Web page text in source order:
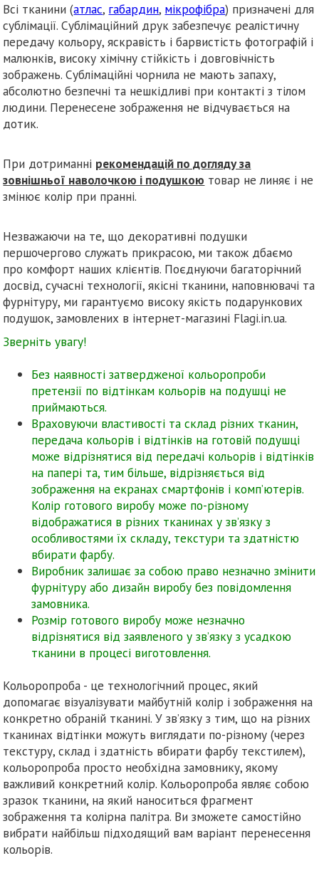
Всі тканини (атлас, габардин, мікрофібра) призначені для
сублімації. Сублімаційний друк забезпечує реалістичну
передачу кольору, яскравість і барвистість фотографій і
малюнків, високу хімічну стійкість і довговічність
зображень. Сублімаційні чорнила не мають запаху,
абсолютно безпечні та нешкідливі при контакті з тілом
людини. Перенесене зображення не відчувається на
дотик.
При дотриманні рекомендацій по догляду за
зовнішньої наволочкою і подушкою товар не линяє і не
змінює колір при пранні.
Незважаючи на те, що декоративні подушки
першочергово служать прикрасою, ми також дбаємо
про комфорт наших клієнтів. Поєднуючи багаторічний
досвід, сучасні технології, якісні тканини, наповнювачі та
фурнітуру, ми гарантуємо високу якість подарункових
подушок, замовлених в інтернет-магазині Flagi.in.ua.
Зверніть увагу!
Без наявності затвердженої кольоропроби
претензії по відтінкам кольорів на подушці не
приймаються.
Враховуючи властивості та склад різних тканин,
передача кольорів і відтінків на готовій подушці
може відрізнятися від передачі кольорів і відтінків
на папері та, тим більше, відрізняється від
зображення на екранах смартфонів і комп’ютерів.
Колір готового виробу може по-різному
відображатися в різних тканинах у зв’язку з
особливостями їх складу, текстури та здатністю
вбирати фарбу.
Виробник залишає за собою право незначно змінити
фурнітуру або дизайн виробу без повідомлення
замовника.
Розмір готового виробу може незначно
відрізнятися від заявленого у зв’язку з усадкою
тканини в процесі виготовлення.
Кольоропроба - це технологічний процес, який
допомагає візуалізувати майбутній колір і зображення на
конкретно обраній тканині. У зв’язку з тим, що на різних
тканинах відтінки можуть виглядати по-різному (через
текстуру, склад і здатність вбирати фарбу текстилем),
кольоропроба просто необхідна замовнику, якому
важливий конкретний колір. Кольоропроба являє собою
зразок тканини, на який наноситься фрагмент
зображення та колірна палітра. Ви зможете самостійно
вибрати найбільш підходящий вам варіант перенесення
кольорів.